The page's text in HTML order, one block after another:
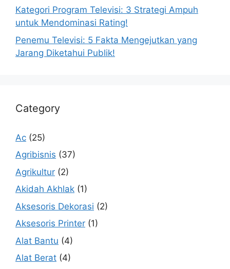
Kategori Program Televisi: 3 Strategi Ampuh
untuk Mendominasi Rating!
Penemu Televisi: 5 Fakta Mengejutkan yang
Jarang Diketahui Publik!
Category
Ac (25)
Agribisnis (37)
Agrikultur (2)
Akidah Akhlak (1)
Aksesoris Dekorasi (2)
Aksesoris Printer (1)
Alat Bantu (4)
Alat Berat (4)